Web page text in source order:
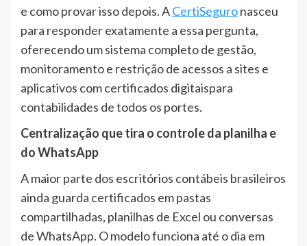
e como provar isso depois. ACertiSeguronasceu
para responder exatamente a essa pergunta,
oferecendo um sistema completo de gestão,
monitoramento e restrição de acessos a sites e
aplicativos com certificados digitaispara
contabilidades de todos os portes.
Centralização que tira o controle da planilha e
do WhatsApp
A maior parte dos escritórios contábeis brasileiros
ainda guarda certificados em pastas
compartilhadas, planilhas de Excel ou conversas
de WhatsApp. O modelo funciona até o dia em